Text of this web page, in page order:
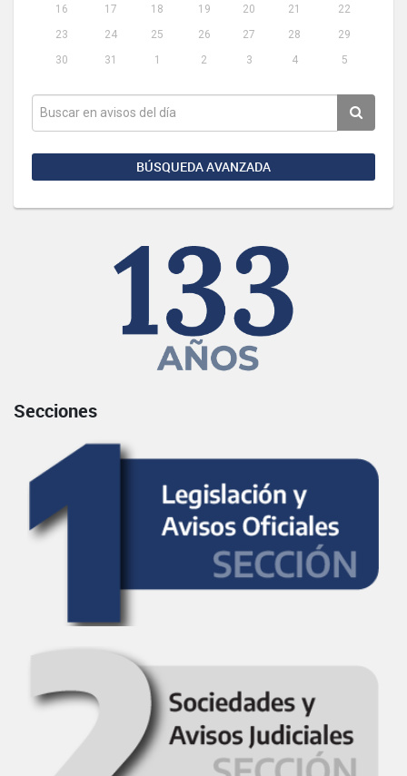
16
17 18 19 20 21
22
23
24 25 26 27 28
29
30
31 1 2 3 4 5
BÚSQUEDA AVANZADA
Secciones